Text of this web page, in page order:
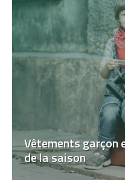
Vêtements garçon
de la saison